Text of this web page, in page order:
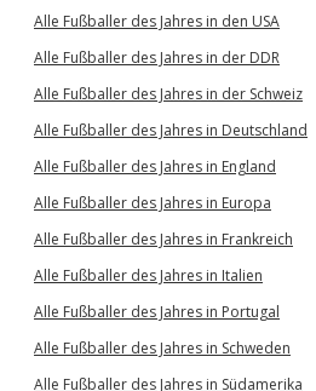
Alle Fußballer des Jahres in den USA
Alle Fußballer des Jahres in der DDR
Alle Fußballer des Jahres in der Schweiz
Alle Fußballer des Jahres in Deutschland
Alle Fußballer des Jahres in England
Alle Fußballer des Jahres in Europa
Alle Fußballer des Jahres in Frankreich
Alle Fußballer des Jahres in Italien
Alle Fußballer des Jahres in Portugal
Alle Fußballer des Jahres in Schweden
Alle Fußballer des Jahres in Südamerika